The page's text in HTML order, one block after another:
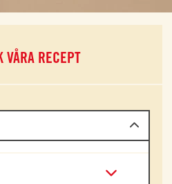
VÅRA RECEPT